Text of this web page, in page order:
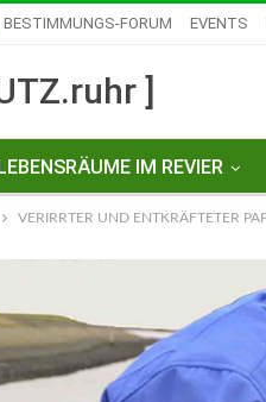
BESTIMMUNGS-FORUM EVENTS
]
IM REVIER
VERIRRTER UND ENTKRÄFTETER